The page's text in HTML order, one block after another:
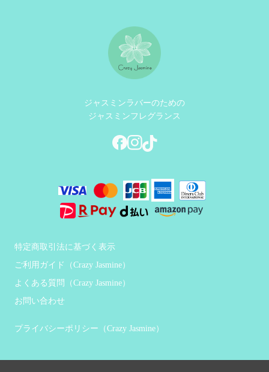
ジャスミンラバーのための
ジャスミンフレグランス
特定商取引法に基づく表示
ご利用ガイド（Crazy Jasmine）
よくある質問（Crazy Jasmine）
お問い合わせ
プライバシーポリシー（Crazy Jasmine）